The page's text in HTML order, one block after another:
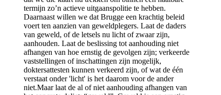
termijn zo’n actieve uitgaanspolitie te hebben.
Daarnaast willen we dat Brugge een krachtig beleid
voert ten aanzien van geweldplegers. Laat de daders
van geweld, of de letsels nu licht of zwaar zijn,
aanhouden. Laat de beslissing tot aanhouding niet
afhangen van hoe ernstig de gevolgen zijn; verkeerde
vaststellingen of inschattingen zijn mogelijk,
doktersattesten kunnen verkeerd zijn, of wat de één
verstaat onder 'licht' is het daarom voor de ander
niet.Maar laat de al of niet aanhouding afhangen van